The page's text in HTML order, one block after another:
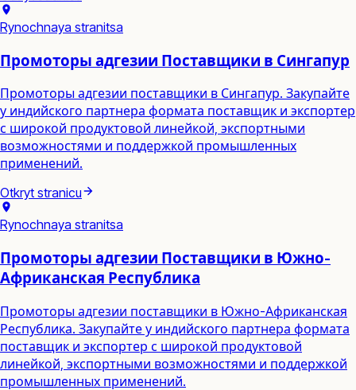
Rynochnaya stranitsa
Промоторы адгезии Поставщики в Сингапур
Промоторы адгезии поставщики в Сингапур. Закупайте
у индийского партнера формата поставщик и экспортер
с широкой продуктовой линейкой, экспортными
возможностями и поддержкой промышленных
применений.
Otkryt stranicu
Rynochnaya stranitsa
Промоторы адгезии Поставщики в Южно-
Африканская Республика
Промоторы адгезии поставщики в Южно-Африканская
Республика. Закупайте у индийского партнера формата
поставщик и экспортер с широкой продуктовой
линейкой, экспортными возможностями и поддержкой
промышленных применений.